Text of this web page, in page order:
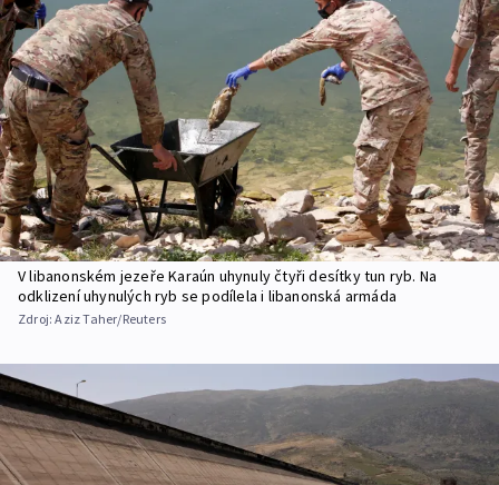
V libanonském jezeře Karaún uhynuly čtyři desítky tun ryb. Na
odklizení uhynulých ryb se podílela i libanonská armáda
Zdroj:Aziz Taher/Reuters